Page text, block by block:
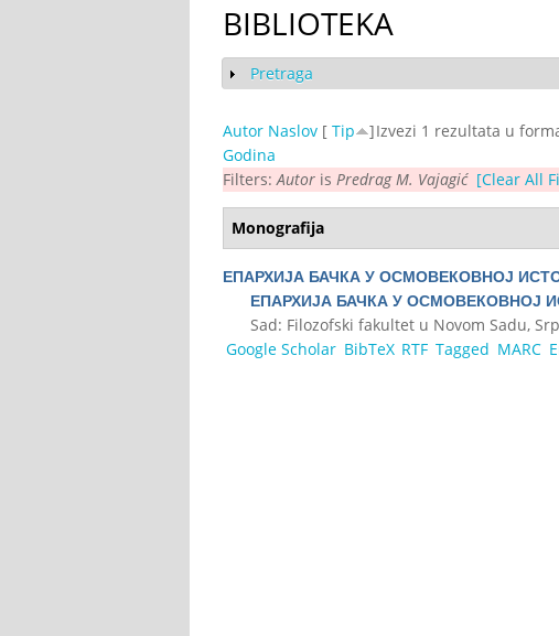
BIBLIOTEKA
Show
Pretraga
Izvezi 1 rezultata u
Autor Naslov [ Tip
]
Godina
Filters: Autor is Predrag M. Vajagić [Clear All
Monografija
ЕПАРХИЈА БАЧКА У ОСМОВЕКОВНОЈ
ЕПАРХИЈА БАЧКА У ОСМОВЕКОВНОЈ
Sad: Filozofski fakultet u Novom Sadu,
Google Scholar BibTeX RTF Tagged MARC